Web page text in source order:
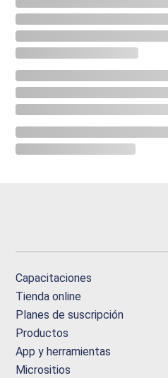
Capacitaciones
Tienda online
Planes de suscripción
Productos
App y herramientas
Micrositios